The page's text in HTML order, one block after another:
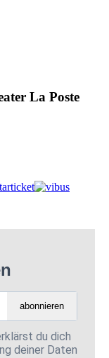
La Poste
abonnieren
du dich
deiner Daten